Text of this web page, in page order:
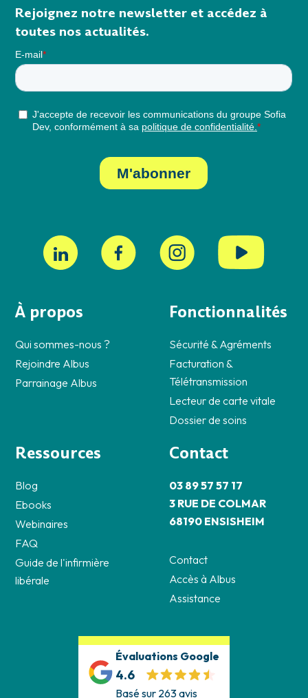
À propos
Qui sommes-nous ?
Rejoindre Albus
Parrainage Albus
Fonctionnalités
Sécurité & Agréments
Facturation &
Télétransmission
Lecteur de carte vitale
Dossier de soins
Ressources
Blog
Ebooks
Webinaires
FAQ
Guide de l'infirmière
libérale
Contact
03 89 57 57 17
3 RUE DE COLMAR
68190 ENSISHEIM
Contact
Accès à Albus
Assistance
Évaluations Google
4.6
Basé sur 263 avis
Rejoignez notre newsletter et accédez à
toutes nos actualités.